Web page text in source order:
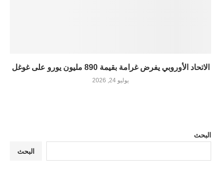
الاتحاد الأوروبي يفرض غرامة بقيمة 890 مليون يورو على غوغل
يوليو 24, 2026
البحث
البحث